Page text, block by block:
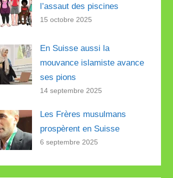
l’assaut des piscines
15 octobre 2025
En Suisse aussi la
mouvance islamiste avance
ses pions
14 septembre 2025
Les Frères musulmans
prospèrent en Suisse
6 septembre 2025